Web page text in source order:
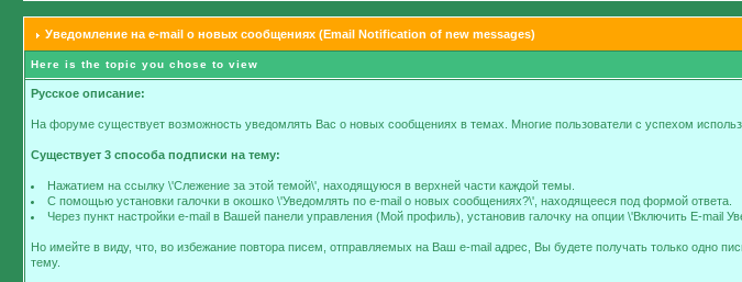
Уведомление на e-mail о новых сообщениях (Email Notification of new messages)
Here is the topic you chose to view
Русское описание:
На форуме существует возможность уведомлять Вас о новых сообщениях в темах. Многие пользователи с успехом
Существует 3 способа подписки на тему:
Нажатием на ссылку \'Слежение за этой темой\', находящуюся в верхней части каждой темы.
С помощью установки галочки в окошко \'Уведомлять по e-mail о новых сообщениях?\', находящееся под формой ответа.
Через пункт настройки e-mail в Вашей панели управления (Мой профиль), установив галочку на опции \'Включить E-
Но имейте в виду, что, во избежание повтора писем, отправляемых на Ваш e-mail адрес, Вы будете получать только одно
тему.